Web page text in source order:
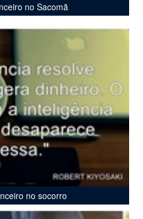
no Sacomã
no socorro